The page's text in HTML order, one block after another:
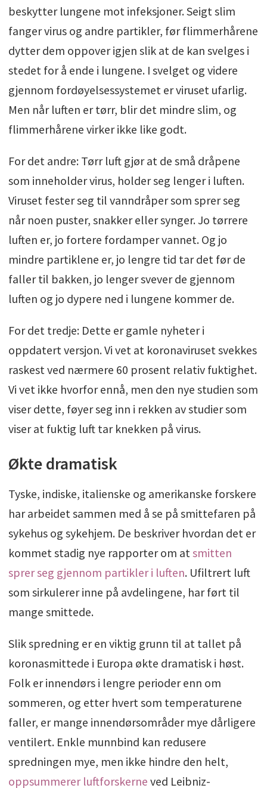
beskytter lungene mot infeksjoner. Seigt slim
fanger virus og andre partikler, før flimmerhårene
dytter dem oppover igjen slik at de kan svelges i
stedet for å ende i lungene. I svelget og videre
gjennom fordøyelsessystemet er viruset ufarlig.
Men når luften er tørr, blir det mindre slim, og
flimmerhårene virker ikke like godt.
For det andre: Tørr luft gjør at de små dråpene
som inneholder virus, holder seg lenger i luften.
Viruset fester seg til vanndråper som sprer seg
når noen puster, snakker eller synger. Jo tørrere
luften er, jo fortere fordamper vannet. Og jo
mindre partiklene er, jo lengre tid tar det før de
faller til bakken, jo lenger svever de gjennom
luften og jo dypere ned i lungene kommer de.
For det tredje: Dette er gamle nyheter i
oppdatert versjon. Vi vet at koronaviruset svekkes
raskest ved nærmere 60 prosent relativ fuktighet.
Vi vet ikke hvorfor ennå, men den nye studien som
viser dette, føyer seg inn i rekken av studier som
viser at fuktig luft tar knekken på virus.
Økte dramatisk
Tyske, indiske, italienske og amerikanske forskere
har arbeidet sammen med å se på smittefaren på
sykehus og sykehjem. De beskriver hvordan det er
kommet stadig nye rapporter om atsmitten
sprer seg gjennom partikler i luften. Ufiltrert luft
som sirkulerer inne på avdelingene, har ført til
mange smittede.
Slik spredning er en viktig grunn til at tallet på
koronasmittede i Europa økte dramatisk i høst.
Folk er innendørs i lengre perioder enn om
sommeren, og etter hvert som temperaturene
faller, er mange innendørsområder mye dårligere
ventilert. Enkle munnbind kan redusere
spredningen mye, men ikke hindre den helt,
oppsummerer luftforskerne ved Leibniz-